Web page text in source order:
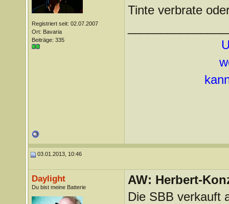
Registriert seit: 02.07.2007
Ort: Bavaria
Beiträge: 335
Tinte verbrate
03.01.2013, 10:46
Daylight
Du bist meine Batterie
AW: Herbert-
Die SBB verkauft